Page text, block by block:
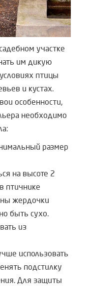
участке
им дикую
птицы
и кустах.
особенности,
необходимо
размер
на высоте 2
птичнике
жердочки
быть сухо.
из
использовать
подстилку
Для защиты